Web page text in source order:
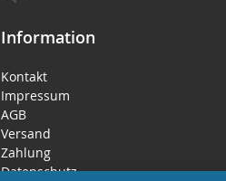
Information
Kontakt
Impressum
AGB
Versand
Zahlung
Datenschutz